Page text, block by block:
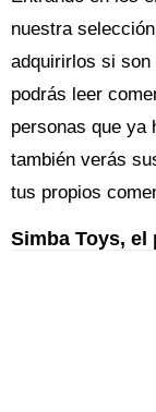
nuestra
adquirirlos si son
podrás leer
personas que ya
también verás
tus propios
Simba Toys, el